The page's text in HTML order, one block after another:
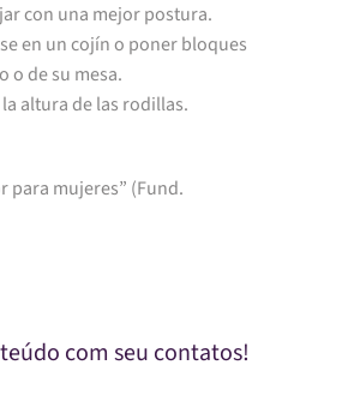
con una mejor postura.
en un cojín o poner bloques
o de su mesa.
altura de las rodillas.
para mujeres” (Fund.
com seu contatos!